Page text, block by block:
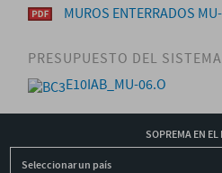
MUROS ENTERRADOS
PRESUPUESTO DEL SISTEMA
E10IAB_MU-06.O
SOPREMA EN
Seleccionar un país